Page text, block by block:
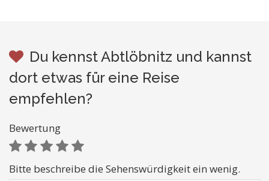
Du kennst Abtlöbnitz und kannst
dort etwas für eine Reise
empfehlen?
Bewertung
Bitte beschreibe die Sehenswürdigkeit ein wenig.